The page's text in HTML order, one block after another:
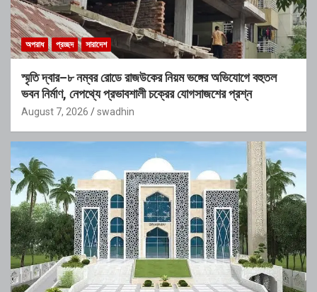
অপরাধ প্রচ্ছদ সারাদেশ
স্মৃতি দ্বার–৮ নম্বর রোডে রাজউকের নিয়ম ভঙ্গের অভিযোগে বহুতল
ভবন নির্মাণ, নেপথ্যে প্রভাবশালী চক্রের যোগসাজশের প্রশ্ন
August 7, 2026 swadhin